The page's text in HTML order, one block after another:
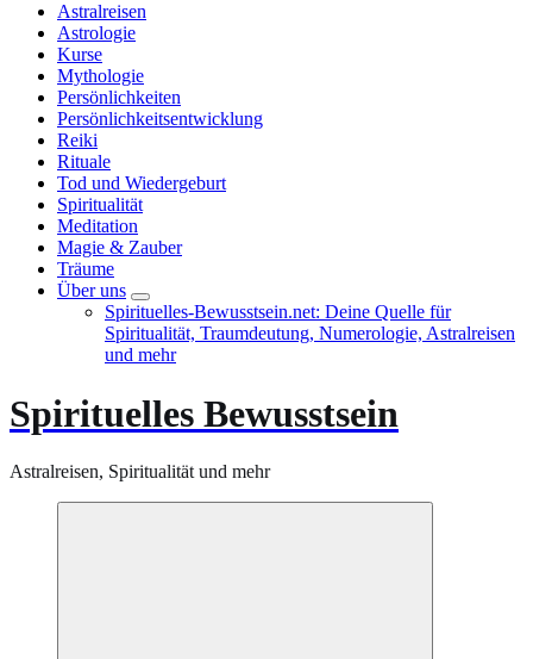
Astralreisen
Astrologie
Kurse
Mythologie
Persönlichkeiten
Persönlichkeitsentwicklung
Reiki
Rituale
Tod und Wiedergeburt
Spiritualität
Meditation
Magie & Zauber
Träume
Über uns
Spirituelles-Bewusstsein.net: Deine Quelle für
Spiritualität, Traumdeutung, Numerologie, Astralreisen
und mehr
Spirituelles Bewusstsein
Astralreisen, Spiritualität und mehr